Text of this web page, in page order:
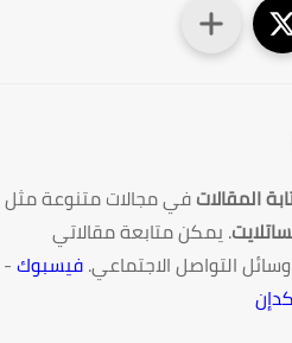
في مجالات متنوعة مثل
. يمكن متابعة مقالاتي
التواصل الاجتماعي.فيسبوك-